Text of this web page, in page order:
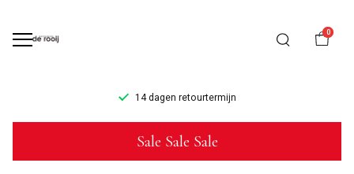
0
14 dagen retourtermijn
Kleding
Sale Sale Sale